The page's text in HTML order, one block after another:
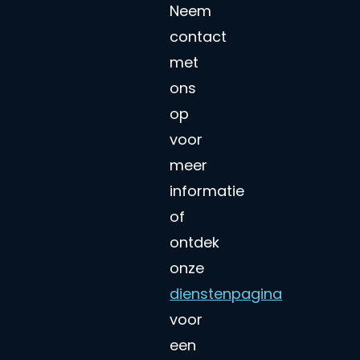
Neem
contact
met
ons
op
voor
meer
informatie
of
ontdek
onze
dienstenpagina
voor
een